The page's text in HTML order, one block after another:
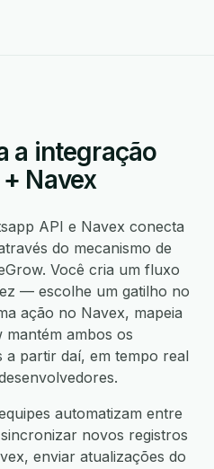
a integração
Navex
API e Navex conecta
do mecanismo de
Você cria um fluxo
— escolhe um gatilho no
ação no Navex, mapeia
ambos os
a partir daí, em tempo real
automatizam entre
novos registros
enviar atualizações do